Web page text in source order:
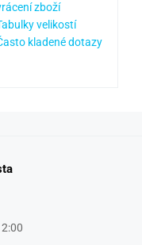
zboží
velikostí
kladené dotazy